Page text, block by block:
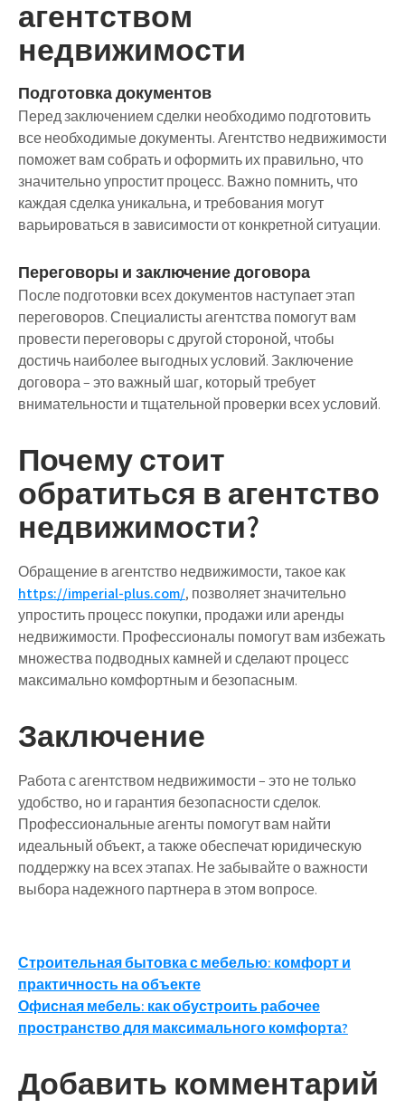
агентством
недвижимости
Подготовка документов
Перед заключением сделки необходимо подготовить
все необходимые документы. Агентство недвижимости
поможет вам собрать и оформить их правильно, что
значительно упростит процесс. Важно помнить, что
каждая сделка уникальна, и требования могут
варьироваться в зависимости от конкретной ситуации.
Переговоры и заключение договора
После подготовки всех документов наступает этап
переговоров. Специалисты агентства помогут вам
провести переговоры с другой стороной, чтобы
достичь наиболее выгодных условий. Заключение
договора – это важный шаг, который требует
внимательности и тщательной проверки всех условий.
Почему стоит
обратиться в агентство
недвижимости?
Обращение в агентство недвижимости, такое как
https://imperial-plus.com/, позволяет значительно
упростить процесс покупки, продажи или аренды
недвижимости. Профессионалы помогут вам избежать
множества подводных камней и сделают процесс
максимально комфортным и безопасным.
Заключение
Работа с агентством недвижимости – это не только
удобство, но и гарантия безопасности сделок.
Профессиональные агенты помогут вам найти
идеальный объект, а также обеспечат юридическую
поддержку на всех этапах. Не забывайте о важности
выбора надежного партнера в этом вопросе.
Навигация
по
записям
Строительная бытовка с мебелью: комфорт и
практичность на объекте
Офисная мебель: как обустроить рабочее
пространство для максимального комфорта?
Добавить комментарий